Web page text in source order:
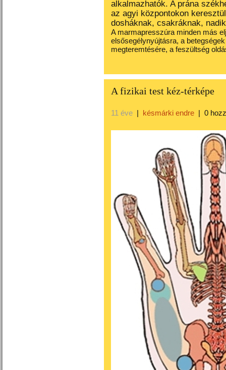
alkalmazhatók. A prána
az agyi központokon
dosháknak, csakráknak,
A marmapresszúra minden más
elsősegélynyújtásra, a
megteremtésére, a feszültség
A fizikai test kéz-térképe
11 éve | késmárki endre | 0